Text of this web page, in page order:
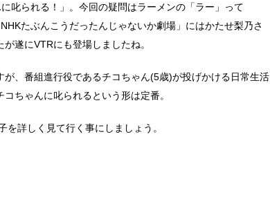
叱られる！」。今回の疑問はラーメンの「ラー」って
たぶんこうだったんじゃないか劇場」にはかたせ梨乃さ
遂にVTRにも登場しましたね。
、番組進行役であるチコちゃん(5歳)が投げかける日常生活
ちゃんに叱られるという形は定番。
詳しく見て行く事にしましょう。